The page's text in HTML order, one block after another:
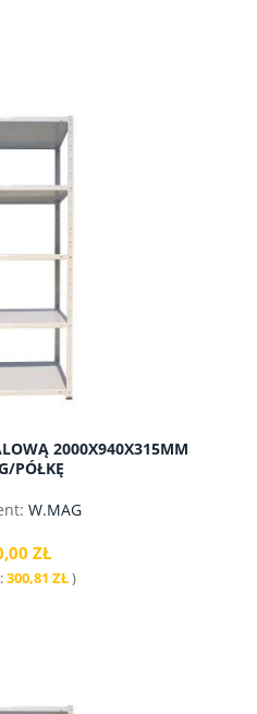
2000X940X315MM
PÓŁKĘ
W.MAG
ZŁ
300,81 ZŁ)